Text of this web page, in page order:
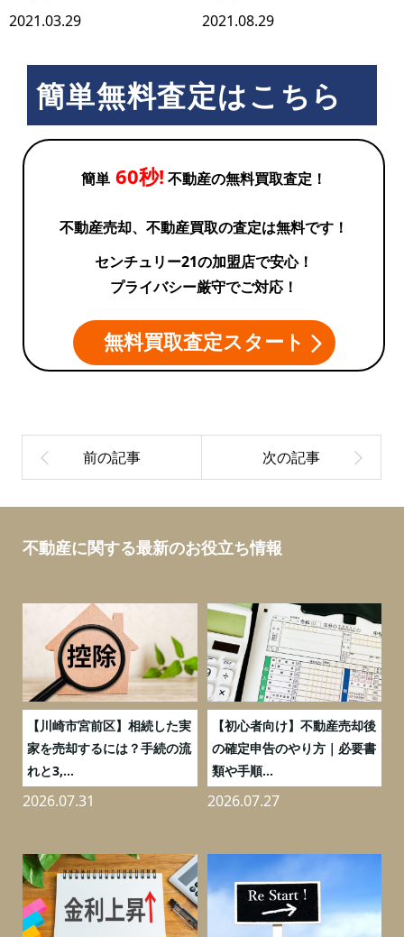
2021.03.29 2021.08.29
簡単無料査定はこちら
簡単 60秒! 不動産の無料買取査定！
不動産売却、不動産買取の査定は無料です！
センチュリー21の加盟店で安心！
プライバシー厳守でご対応！
無料買取査定スタート
不動産に関する最新のお役立ち情報
【川崎市宮前区】相続した実
家を売却するには？手続の流
れと3,...
2026.07.31
【初心者向け】不動産売却後
の確定申告のやり方｜必要書
類や手順...
2026.07.27